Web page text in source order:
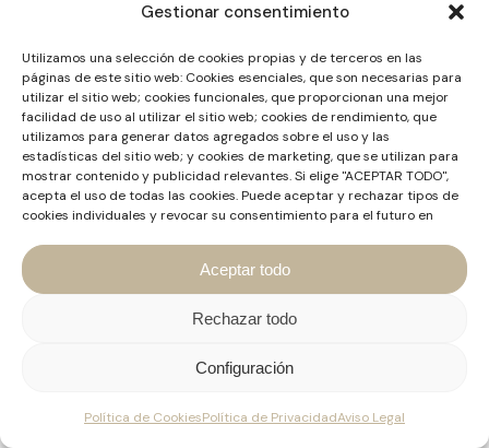
Gestionar consentimiento
Utilizamos una selección de cookies propias y de terceros en las
páginas de este sitio web: Cookies esenciales, que son necesarias para
utilizar el sitio web; cookies funcionales, que proporcionan una mejor
facilidad de uso al utilizar el sitio web; cookies de rendimiento, que
utilizamos para generar datos agregados sobre el uso y las
estadísticas del sitio web; y cookies de marketing, que se utilizan para
mostrar contenido y publicidad relevantes. Si elige "ACEPTAR TODO",
acepta el uso de todas las cookies. Puede aceptar y rechazar tipos de
cookies individuales y revocar su consentimiento para el futuro en
Aceptar todo
Rechazar todo
Configuración
Política de CookiesPolítica de PrivacidadAviso Legal
¿Puede intervenir un mediador
en un conflicto vecinal?
Sí. La mediación es
especialmente útil en conflictos
convivencia, uso de los espacios
comunes, viviendas turísticas,
obras, actividades molestas o
discrepancias entre